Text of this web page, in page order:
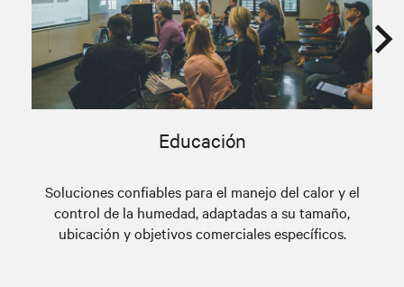
Educación
Soluciones confiables para el manejo del calor y el
control de la humedad, adaptadas a su tamaño,
ubicación y objetivos comerciales específicos.